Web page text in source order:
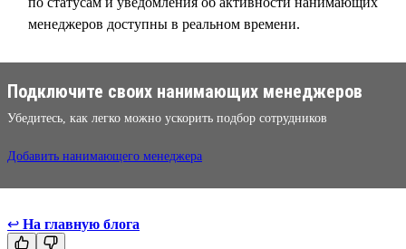
менеджеров доступны в реальном времени.
Подключите своих нанимающих менеджеров
Убедитесь, как легко можно ускорить подбор сотрудников
Добавить нанимающего менеджера
↩ На главную блога